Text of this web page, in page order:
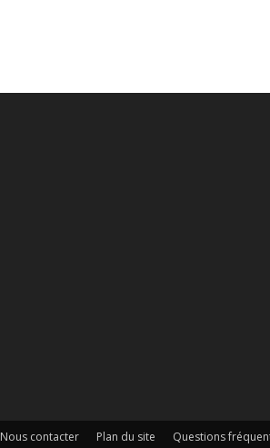
Nous contacter Plan du site Questions